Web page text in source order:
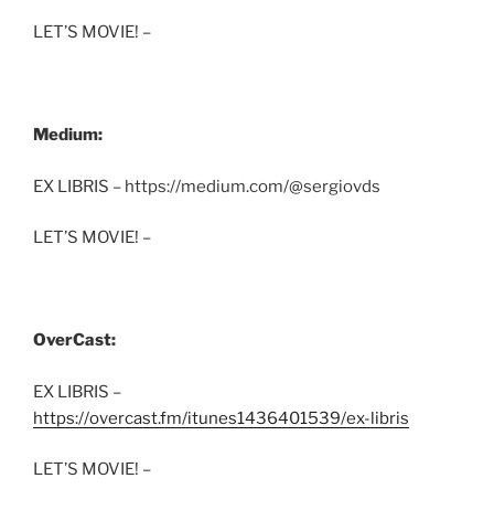
LET’S MOVIE! –
Medium:
EX LIBRIS – https://medium.com/@sergiovds
LET’S MOVIE! –
OverCast:
EX LIBRIS –
https://overcast.fm/itunes1436401539/ex-libris
LET’S MOVIE! –